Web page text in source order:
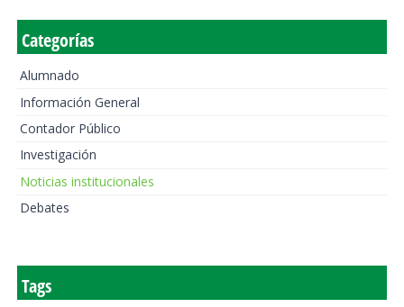
Categorías
Alumnado
Información General
Contador Público
Investigación
Noticias institucionales
Debates
Tags